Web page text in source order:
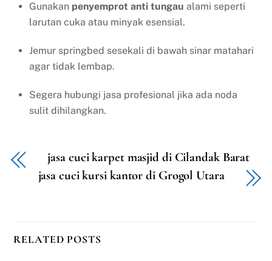
Gunakan penyemprot anti tungau alami seperti
larutan cuka atau minyak esensial.
Jemur springbed sesekali di bawah sinar matahari
agar tidak lembap.
Segera hubungi jasa profesional jika ada noda
sulit dihilangkan.
jasa cuci karpet masjid di Cilandak Barat
jasa cuci kursi kantor di Grogol Utara
RELATED POSTS